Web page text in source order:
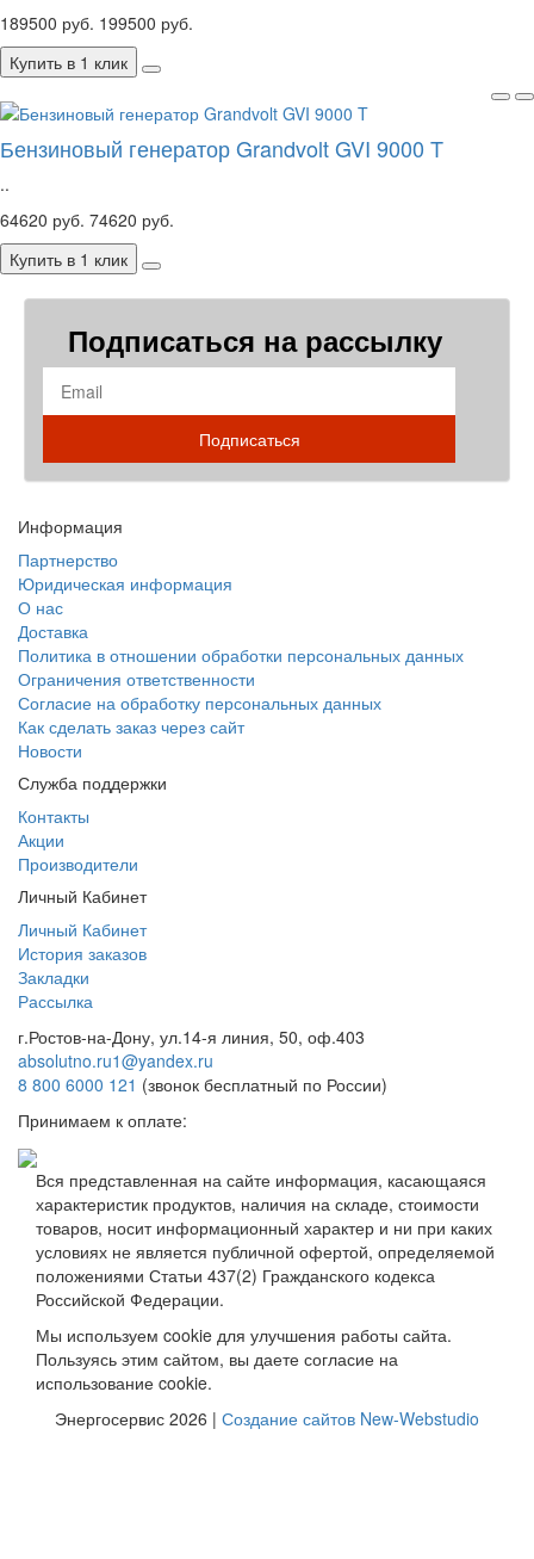
189500 руб. 199500 руб.
Купить в 1 клик
Бензиновый генератор Grandvolt GVI 9000 T
..
64620 руб. 74620 руб.
Купить в 1 клик
Подписаться на рассылку
Подписаться
Информация
Партнерство
Юридическая информация
О нас
Доставка
Политика в отношении обработки персональных данных
Ограничения ответственности
Согласие на обработку персональных данных
Как сделать заказ через сайт
Новости
Служба поддержки
Контакты
Акции
Производители
Личный Кабинет
Личный Кабинет
История заказов
Закладки
Рассылка
г.Ростов-на-Дону, ул.14-я линия, 50, оф.403
absolutno.ru1@yandex.ru
8 800 6000 121 (звонок бесплатный по России)
Принимаем к оплате:
Вся представленная на сайте информация, касающаяся
характеристик продуктов, наличия на складе, стоимости
товаров, носит информационный характер и ни при каких
условиях не является публичной офертой, определяемой
положениями Статьи 437(2) Гражданского кодекса
Российской Федерации.
Мы используем cookie для улучшения работы сайта.
Пользуясь этим сайтом, вы даете согласие на
использование cookie.
Энергосервис 2026 | Создание сайтов New-Webstudio